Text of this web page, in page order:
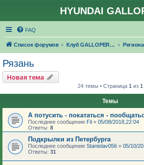
HYUNDAI
FAQ
Список форумов Клуб GALLOPER.RU
Рязань
Новая тема
24 темы • Страница 1 из 1
Темы
А потусить - покататься -
Последнее сообщение Fil « 05/08/2018,22:04
Ответы: 8
Подкрылки из Петербурга
Последнее сообщение Stanislav056 « 05/10/
Ответы: 31